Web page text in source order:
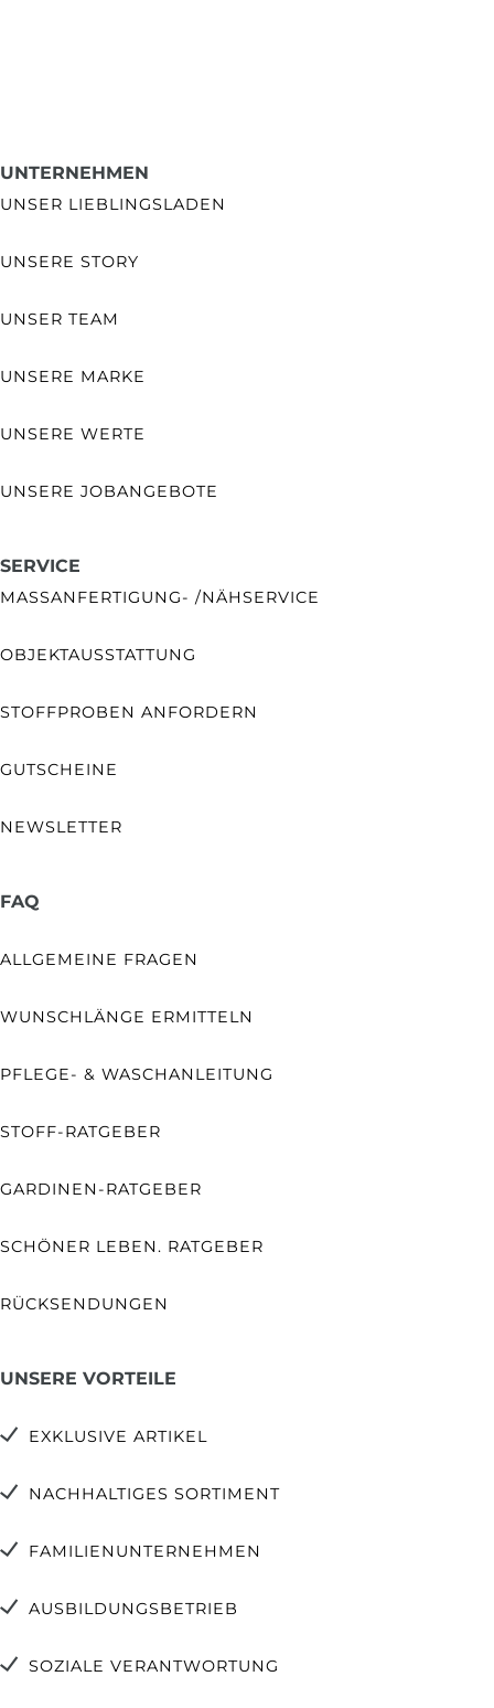
UNTERNEHMEN
UNSER LIEBLINGSLADEN
UNSERE STORY
UNSER TEAM
UNSERE MARKE
UNSERE WERTE
UNSERE JOBANGEBOTE
SERVICE
MASSANFERTIGUNG- /NÄHSERVICE
OBJEKTAUSSTATTUNG
STOFFPROBEN ANFORDERN
GUTSCHEINE
NEWSLETTER
FAQ
ALLGEMEINE FRAGEN
WUNSCHLÄNGE ERMITTELN
PFLEGE- & WASCHANLEITUNG
STOFF-RATGEBER
GARDINEN-RATGEBER
SCHÖNER LEBEN. RATGEBER
RÜCKSENDUNGEN
UNSERE VORTEILE
EXKLUSIVE ARTIKEL
NACHHALTIGES SORTIMENT
FAMILIENUNTERNEHMEN
AUSBILDUNGSBETRIEB
SOZIALE VERANTWORTUNG